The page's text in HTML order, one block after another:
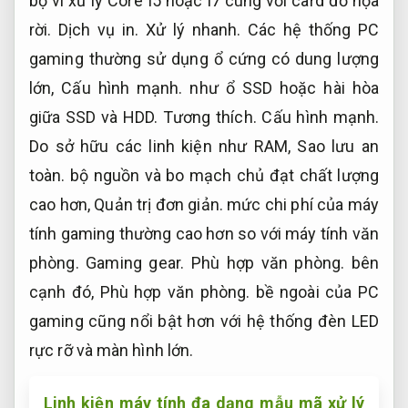
rời. Dịch vụ in. Xử lý nhanh. Các hệ thống PC
gaming thường sử dụng ổ cứng có dung lượng
lớn, Cấu hình mạnh. như ổ SSD hoặc hài hòa
giữa SSD và HDD. Tương thích. Cấu hình mạnh.
Do sở hữu các linh kiện như RAM, Sao lưu an
toàn. bộ nguồn và bo mạch chủ đạt chất lượng
cao hơn, Quản trị đơn giản. mức chi phí của máy
tính gaming thường cao hơn so với máy tính văn
phòng. Gaming gear. Phù hợp văn phòng. bên
cạnh đó, Phù hợp văn phòng. bề ngoài của PC
gaming cũng nổi bật hơn với hệ thống đèn LED
rực rỡ và màn hình lớn.
Linh kiện máy tính đa dạng mẫu mã xử lý